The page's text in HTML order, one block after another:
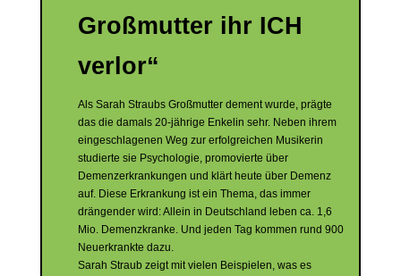
Großmutter ihr ICH
verlor“
Als Sarah Straubs Großmutter dement wurde, prägte
das die damals 20-jährige Enkelin sehr. Neben ihrem
eingeschlagenen Weg zur erfolgreichen Musikerin
studierte sie Psychologie, promovierte über
Demenzerkrankungen und klärt heute über Demenz
auf. Diese Erkrankung ist ein Thema, das immer
drängender wird: Allein in Deutschland leben ca. 1,6
Mio. Demenzkranke. Und jeden Tag kommen rund 900
Neuerkrankte dazu.
Sarah Straub zeigt mit vielen Beispielen, was es